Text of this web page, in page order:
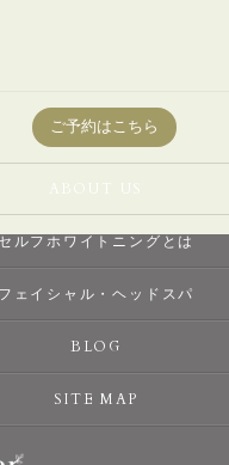
ご予約はこちら
ABOUT US
セルフホワイトニングとは
フェイシャル・ヘッドスパ
BLOG
SITE MAP